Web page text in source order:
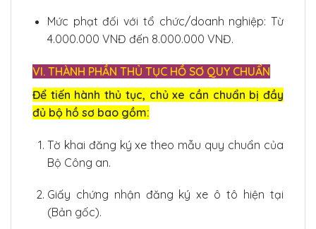
Mức phạt đối với tổ chức/doanh nghiệp: Từ
4.000.000 VNĐ đến 8.000.000 VNĐ.
VI. THÀNH PHẦN THỦ TỤC HỒ SƠ QUY CHUẨN
Để tiến hành thủ tục, chủ xe cần chuẩn bị đầy
đủ bộ hồ sơ bao gồm:
Tờ khai đăng ký xe theo mẫu quy chuẩn của
Bộ Công an.
Giấy chứng nhận đăng ký xe ô tô hiện tại
(Bản gốc).